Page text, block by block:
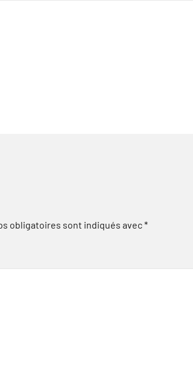
obligatoires sont indiqués avec*